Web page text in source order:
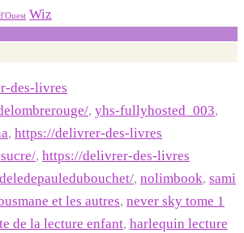
Wiz
des-livres
, yhs-fullyhosted_003,
, https://delivrer-des-livres
, https://delivrer-des-livres
, nolimbook, sami
et les autres, never sky tome 1
de la lecture enfant, harlequin lecture